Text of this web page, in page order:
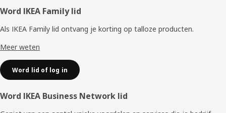
Voettekst
Word IKEA Family lid
Als IKEA Family lid ontvang je korting op talloze producten.
Meer weten
Word lid of log in
Word IKEA Business Network lid